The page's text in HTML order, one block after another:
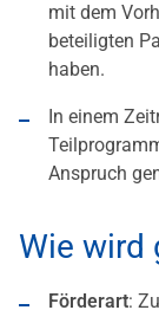
mit dem
beteiligten
haben.
In einem
Anspruch
Wie wird
Förderart: